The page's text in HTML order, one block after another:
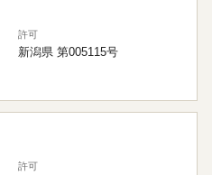
許可
新潟県 第005115号
許可